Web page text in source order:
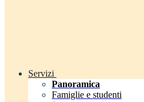
Servizi
Panoramica
Famiglie e studenti